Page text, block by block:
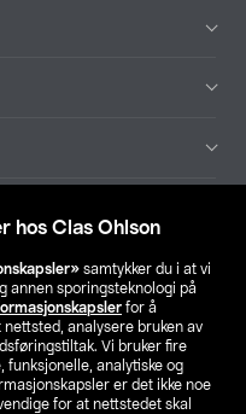
hos Clas Ohlson
samtykker du i at vi
annen sporingsteknologi på
for å
analysere bruken av
Vi bruker fire
funksjonelle, analytiske og
er det ikke noe
for at nettstedet skal
butikk
FI